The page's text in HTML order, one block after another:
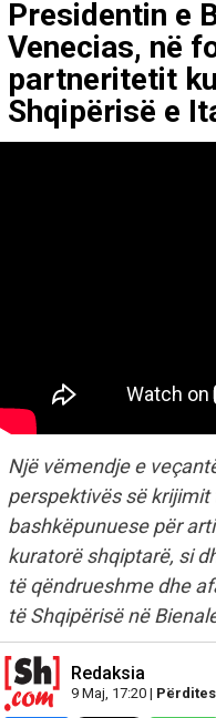
Presidentin e
Venecias, në
partneritetit
Shqipërisë e
Një vëmendje e
perspektivës së
bashkëpunuese për
kuratorë shqiptarë, si
të qëndrueshme dhe
të Shqipërisë në
Redaksia
9 Maj, 17:20 |